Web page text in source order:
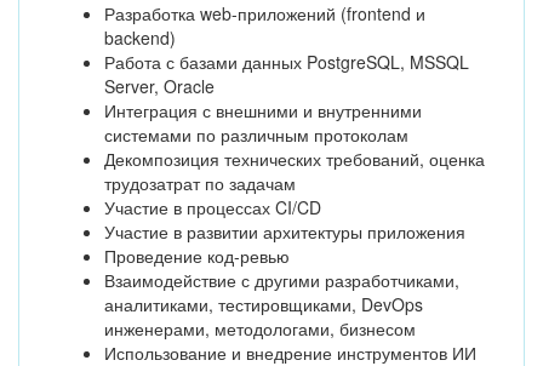
Разработка web-приложений (frontend и
backend)
Работа с базами данных PostgreSQL, MSSQL
Server, Oracle
Интеграция с внешними и внутренними
системами по различным протоколам
Декомпозиция технических требований, оценка
трудозатрат по задачам
Участие в процессах CI/CD
Участие в развитии архитектуры приложения
Проведение код-ревью
Взаимодействие с другими разработчиками,
аналитиками, тестировщиками, DevOps
инженерами, методологами, бизнесом
Использование и внедрение инструментов ИИ